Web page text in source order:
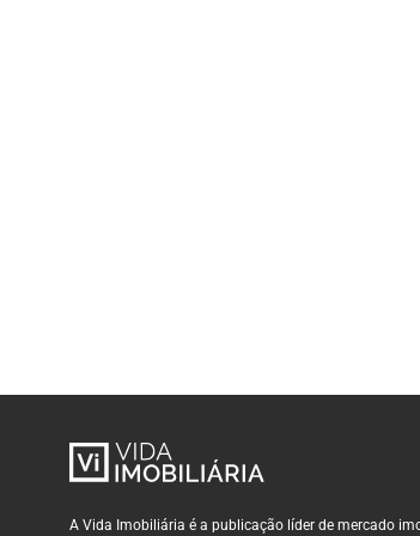
A Vida Imobiliária é a publicação líder de mercado